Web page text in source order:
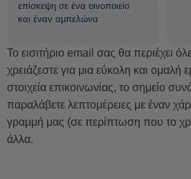
επίσκεψη σε ένα οινοποιείο
και έναν αμπελώνα
Το εισιτήριο email σας θα περιέχει
χρειάζεστε για μια εύκολη και ομαλή
στοιχεία επικοινωνίας, το σημείο
παραλάβετε λεπτομέρειες με έναν
γραμμή μας (σε περίπτωση που το
άλλα.